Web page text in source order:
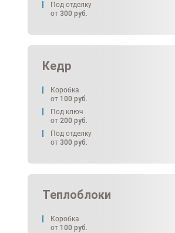
Под отделку
от 300 руб.
Кедр
Коробка
от 100 руб.
Под ключ
от 200 руб.
Под отделку
от 300 руб.
Теплоблоки
Коробка
от 100 руб.